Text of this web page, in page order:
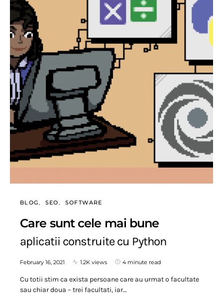
BLOG SEO SOFTWARE
Care sunt cele mai bune
aplicatii construite cu Python
February 16, 2021 1.2K views 4 minute read
Cu totii stim ca exista persoane care au urmat o facultate
sau chiar doua – trei facultati, iar…